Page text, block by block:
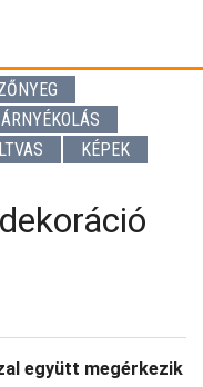
ÁRNYÉKOLÁS
KÉPEK
együtt megérkezik